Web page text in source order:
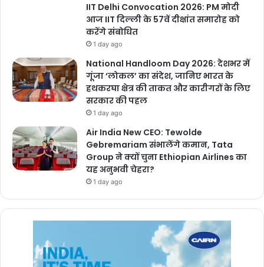
IIT Delhi Convocation 2026: PM मोदी
आज IIT दिल्ली के 57वें दीक्षांत समारोह को
करेंगे संबोधित
1 day ago
National Handloom Day 2026: देशभर में
गूंजा ‘लोकल’ का संदेश, जानिए भारत के
हथकरघा क्षेत्र की ताकत और कारीगरों के लिए
सरकार की पहल
1 day ago
Air India New CEO: Tewolde
Gebremariam संभालेंगे कमान, Tata
Group ने क्यों चुना Ethiopian Airlines का
यह अनुभवी चेहरा?
1 day ago